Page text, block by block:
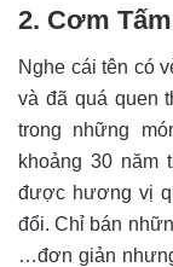
2. Cơm
Nghe cái tên có
và đã quá quen
trong những
khoảng 30 năm
được hương vị
đổi. Chỉ bán
…đơn giản